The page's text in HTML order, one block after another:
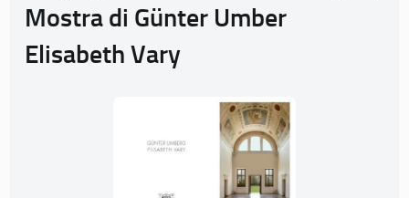
Mostra di Günter Umber
Elisabeth Vary